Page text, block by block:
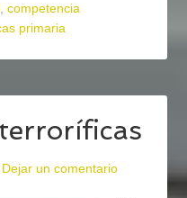
,competencia
primaria
Dejar un comentario